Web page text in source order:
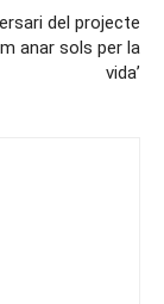
del projecte
anar sols per la
vida’